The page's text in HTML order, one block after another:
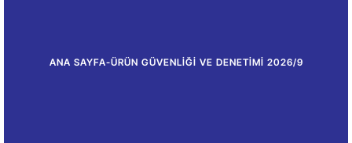
ANA SAYFA-ÜRÜN GÜVENLIĞI VE DENETIMI 2026/9